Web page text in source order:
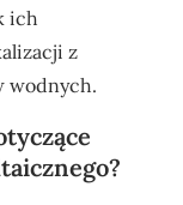
ich
z
wodnych.